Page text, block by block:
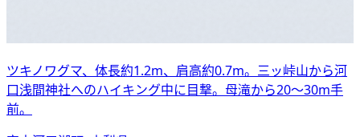
ツキノワグマ、体長約1.2m、肩高約0.7m。三ッ峠山から河
口浅間神社へのハイキング中に目撃。母滝から20〜30m手
前。